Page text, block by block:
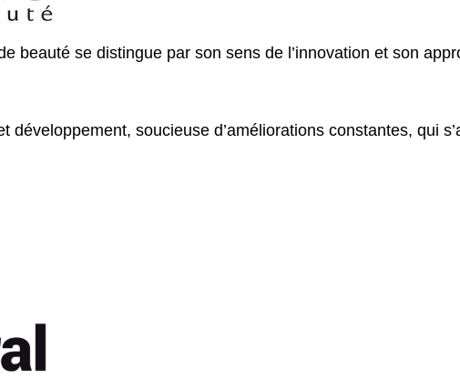
beauté se distingue par son sens de l’innovation et son
développement, soucieuse d’améliorations constantes, qui